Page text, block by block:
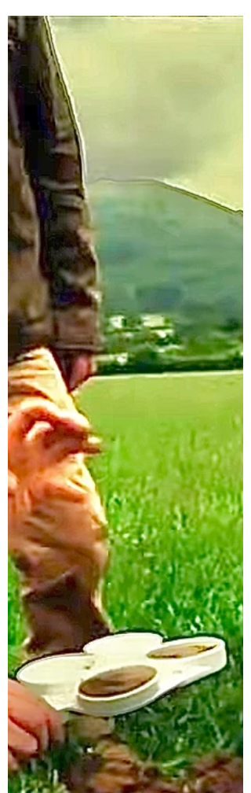
santé des vaches (et autres)
PENDANT QUE LES EOLIENNES
TOURNENT, NOS VACHES DANSENT LA
VALSE